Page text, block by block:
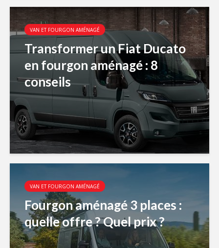
VAN ET FOURGON AMÉNAGÉ
Transformer un Fiat Ducato
en fourgon aménagé : 8
conseils
VAN ET FOURGON AMÉNAGÉ
Fourgon aménagé 3 places :
quelle offre ? Quel prix ?